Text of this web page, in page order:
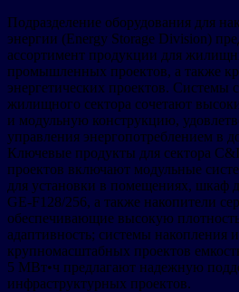
Подразделение оборудования для
энергии (Energy Storage Division)
ассортимент продукции для
промышленных проектов, а также
энергетических проектов. Системы
жилищного сектора сочетают
и модульную конструкцию,
управления энергопотреблением в
Ключевые продукты для сектора
проектов включают модульные
для установки в помещениях, шкаф
GE-F128/256, а также накопители
обеспечивающие высокую
адаптивность; системы накопления
крупномасштабных проектов
5 МВт•ч предлагают надежную
инфраструктурных проектов.